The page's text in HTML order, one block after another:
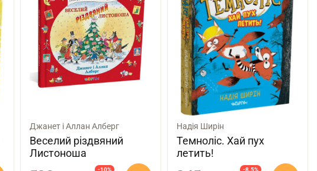
Джанет і Аллан Алберг
Веселий різдвяний
Листоноша
-10%
Надія Ширін
Темноліс. Хай пух
летить!
-8.5%